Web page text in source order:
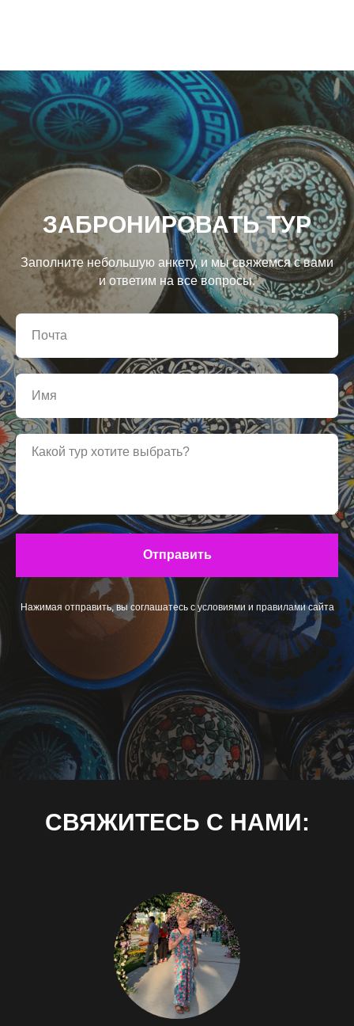
ЗАБРОНИРОВАТЬ ТУР
Заполните небольшую анкету, и мы свяжемся с вами
и ответим на все вопросы.
Отправить
Нажимая отправить, вы соглашатесь сусловиями и правиламисайта
СВЯЖИТЕСЬ С НАМИ: